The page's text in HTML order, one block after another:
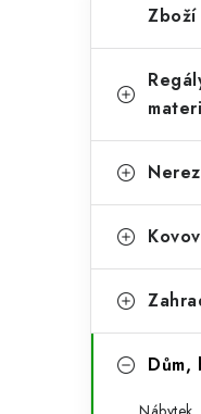
o
t
a
í
kategorie
a
g
r
Zboží
Dům,